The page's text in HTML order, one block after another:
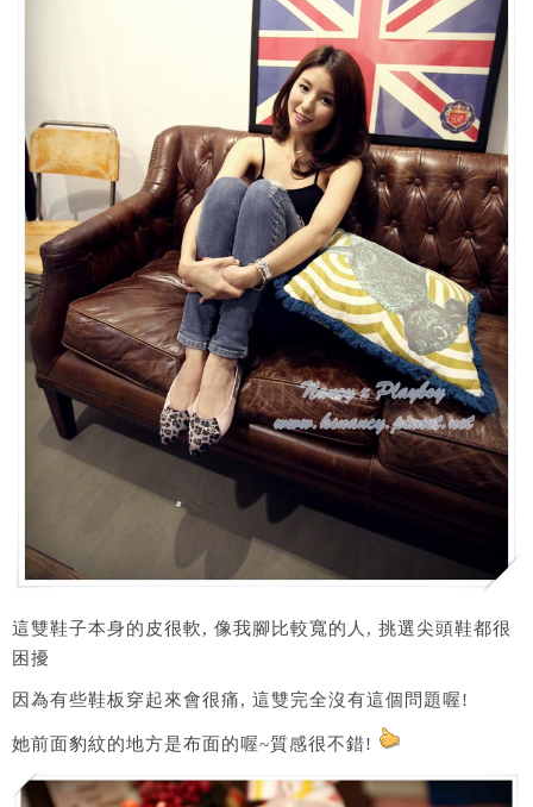
這雙鞋子本身的皮很軟, 像我腳比較寬的人, 挑選尖頭鞋都很
困擾
因為有些鞋板穿起來會很痛, 這雙完全沒有這個問題喔!
她前面豹紋的地方是布面的喔~質感很不錯!